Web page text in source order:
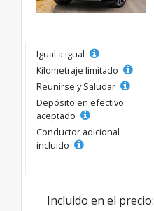
Igual a igual
Kilometraje limitado
Reunirse y Saludar
Depósito en efectivo
aceptado
Conductor adicional
incluido
Incluido en el precio: